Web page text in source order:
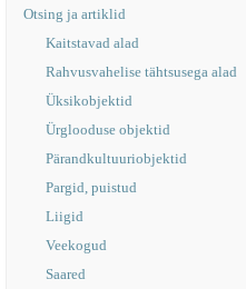
Otsing ja artiklid
Kaitstavad alad
Rahvusvahelise tähtsusega alad
Üksikobjektid
Ürglooduse objektid
Pärandkultuuriobjektid
Pargid, puistud
Liigid
Veekogud
Saared